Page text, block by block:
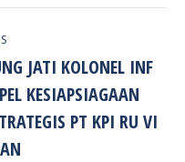
JATI KOLONEL INF
KESIAPSIAGAAN
PT KPI RU VI